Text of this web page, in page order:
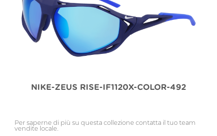
NIKE-ZEUS RISE-IF1120X-COLOR-492
Per saperne di più su questa collezione contatta il tuo team
vendite locale.